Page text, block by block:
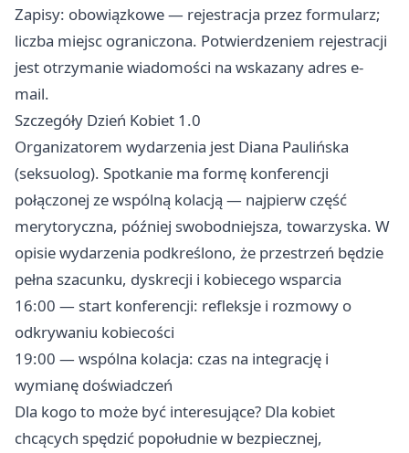
Zapisy: obowiązkowe — rejestracja przez formularz;
liczba miejsc ograniczona. Potwierdzeniem rejestracji
jest otrzymanie wiadomości na wskazany adres e-
mail.
Szczegóły Dzień Kobiet 1.0
Organizatorem wydarzenia jest Diana Paulińska
(seksuolog). Spotkanie ma formę konferencji
połączonej ze wspólną kolacją — najpierw część
merytoryczna, później swobodniejsza, towarzyska. W
opisie wydarzenia podkreślono, że przestrzeń będzie
pełna szacunku, dyskrecji i kobiecego wsparcia
16:00 — start konferencji: refleksje i rozmowy o
odkrywaniu kobiecości
19:00 — wspólna kolacja: czas na integrację i
wymianę doświadczeń
Dla kogo to może być interesujące? Dla kobiet
chcących spędzić popołudnie w bezpiecznej,